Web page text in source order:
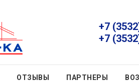
+7
+7
ОТЗЫВЫ ПАРТНЕРЫ